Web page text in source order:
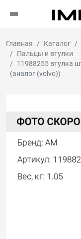
Главная Каталог
Пальцы и втулки
11988255 втулка
(аналог (volvo))